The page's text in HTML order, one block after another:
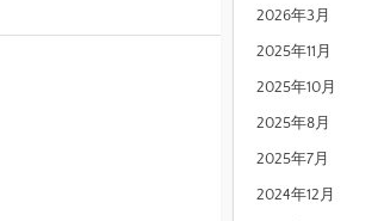
2026年3月
2025年11月
2025年10月
2025年8月
2025年7月
2024年12月